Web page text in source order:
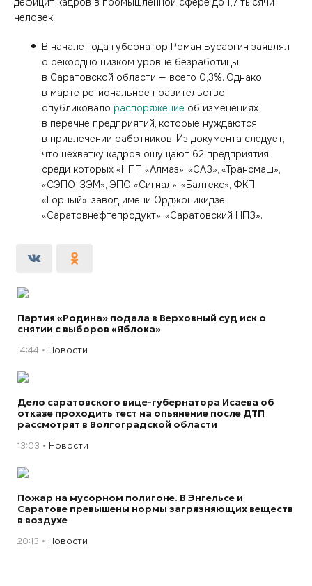
человек.
В начале года губернатор Роман Бусаргин заявлял
о рекордно низком уровне безработицы
в Саратовской области — всего 0,3%. Однако
в марте региональное правительство
опубликовало распоряжение об изменениях
в перечне предприятий, которые нуждаются
в привлечении работников. Из документа следует,
что нехватку кадров ощущают 62 предприятия,
среди которых «НПП «Алмаз», «САЗ», «Трансмаш»,
«СЭПО-ЗЭМ», ЭПО «Сигнал», «Балтекс», ФКП
«Горный», завод имени Орджоникидзе,
«Саратовнефтепродукт», «Саратовский НПЗ».
Партия «Родина» подала в Верховный суд иск о
снятии с выборов «Яблока»
14:44 Новости
Дело саратовского вице-губернатора Исаева об
отказе проходить тест на опьянение после ДТП
рассмотрят в Волгоградской области
13:03 Новости
Пожар на мусорном полигоне. В Энгельсе и
Саратове превышены нормы загрязняющих веществ
в воздухе
20:13 Новости